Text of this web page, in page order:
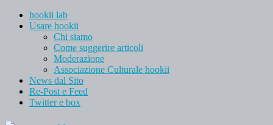
hookii lab
Usare hookii
Chi siamo
Come suggerire articoli
Moderazione
Associazione Culturale hookii
News dal Sito
Re-Post e Feed
Twitter e box